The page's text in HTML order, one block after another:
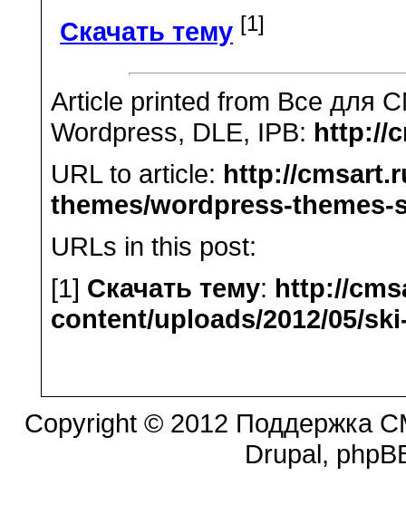
Скачать тему [1]
Article printed from Все для
Wordpress, DLE, IPB: http://
URL to article: http://
themes/wordpress-
URLs in this post:
[1] Скачать тему: http://
content/uploads/2012/05/
Copyright © 2012 Поддержка
Drupal,